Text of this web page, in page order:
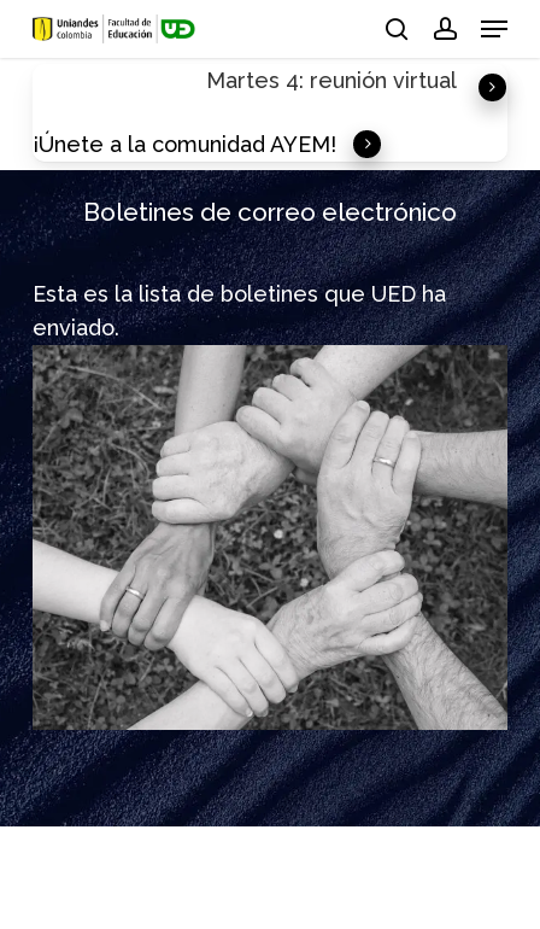
Skip
Menu
Martes 4: reunión virtual
¡Únete a la comunidad AYEM!
Boletines de correo electrónico
Esta es la lista de boletines que UED ha
enviado.